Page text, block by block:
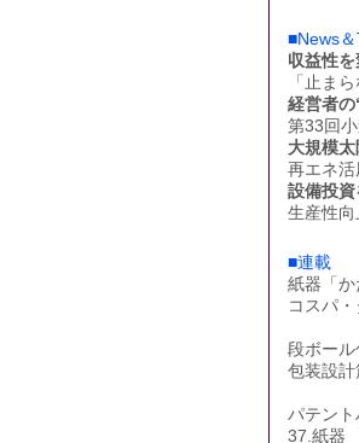
■News
収益性
「止ま
経営者の
第33回
大規模
再エネ
設備投
生産性
■連載
紙器「か
コスパ
段ボー
包装設
パテン
37.紙器